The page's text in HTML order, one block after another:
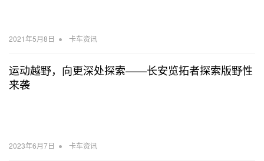
2021年5月8日 • 卡车资讯
运动越野，向更深处探索——长安览拓者探索版野性
来袭
2023年6月7日 • 卡车资讯